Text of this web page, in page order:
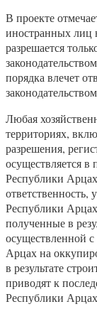
В проекте
иностранных лиц
разрешается
порядка влечет
Любая
территориях,
разрешения,
осуществляется в
Республики
ответственность,
Республики
полученные в
осуществленной
Арцах на
в результате
приводят к
Республики